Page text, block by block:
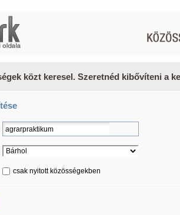
közt keresel. Szeretnéd kibővíteni a
csak nyitott közösségekben